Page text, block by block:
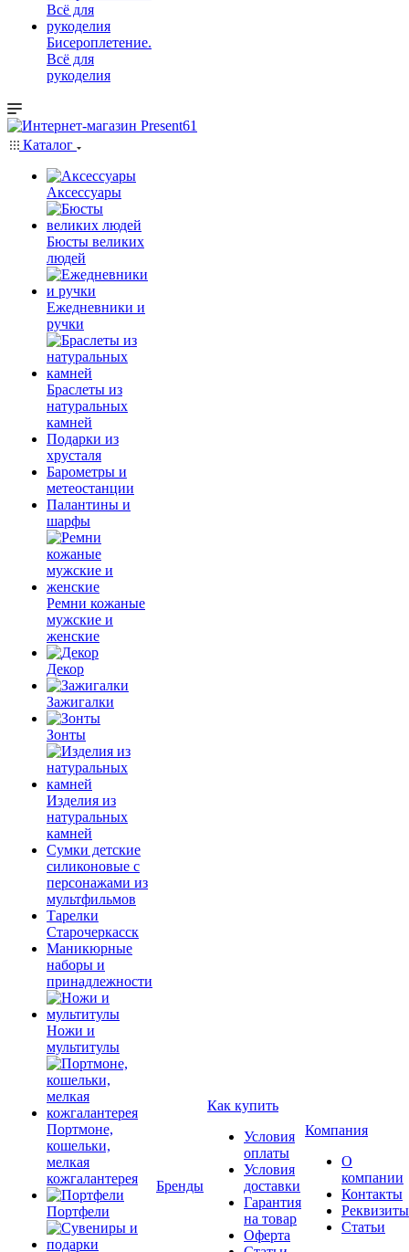
Бисероплетение.
Всё для
рукоделия
Каталог
Аксессуары
Бюсты великих
людей
Ежедневники и
ручки
Браслеты из
натуральных
камней
Подарки из
хрусталя
Барометры и
метеостанции
Палантины и
шарфы
Ремни кожаные
мужские и
женские
Декор
Зажигалки
Зонты
Изделия из
натуральных
камней
Сумки детские
силиконовые с
персонажами из
мультфильмов
Тарелки
Старочеркасск
Маникюрные
наборы и
принадлежности
Ножи и
мультитулы
Портмоне,
кошельки,
мелкая
кожгалантерея
Портфели
Бренды
Как купить
Условия
оплаты
Условия
доставки
Гарантия
на товар
Оферта
Компания
О
компании
Контакты
Реквизиты
Статьи